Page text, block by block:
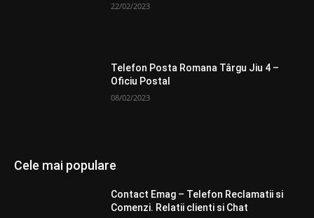
22/02/2023
Telefon Posta Romana Târgu Jiu 4 –
Oficiu Postal
08/02/2023
Cele mai populare
Contact Emag – Telefon Reclamatii si
Comenzi. Relatii clienti si Chat